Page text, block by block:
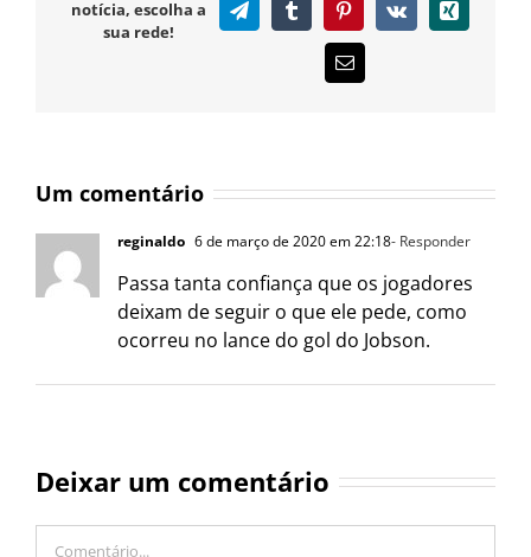
notícia, escolha a
sua rede!
TelegramTumblr PinterestVk Xing
E-
mail
Um comentário
reginaldo 6 de março de 2020 em 22:18- Responder
Passa tanta confiança que os jogadores
deixam de seguir o que ele pede, como
ocorreu no lance do gol do Jobson.
Deixar um comentário